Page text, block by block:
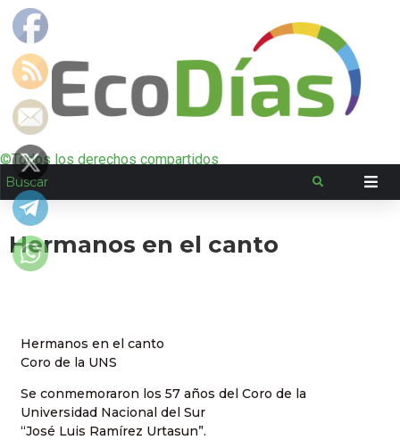
©Todos los derechos compartidos
Hermanos en el canto
Hermanos en el canto
Coro de la UNS
Se conmemoraron los 57 años del Coro de la
Universidad Nacional del Sur
“José Luis Ramírez Urtasun”.